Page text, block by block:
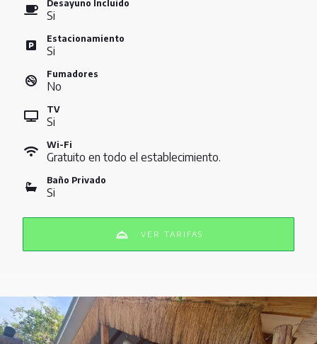
Desayuno Incluido
Si
Estacionamiento
Si
Fumadores
No
TV
Si
Wi-Fi
Gratuito en todo el establecimiento.
Baño Privado
Si
VER TARIFAS